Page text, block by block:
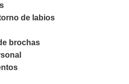
de labios
brochas